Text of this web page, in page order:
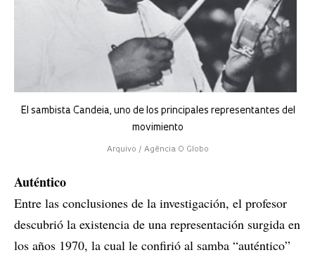
El sambista Candeia, uno de los principales representantes del
movimiento
Arquivo / Agência O Globo
Auténtico
Entre las conclusiones de la investigación, el profesor
descubrió la existencia de una representación surgida en
los años 1970, la cual le confirió al samba “auténtico”